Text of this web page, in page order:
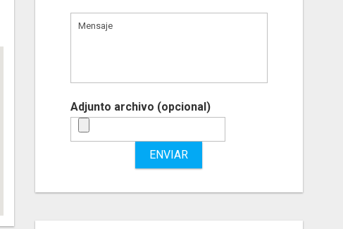
Adjunto archivo (opcional)
ENVIAR